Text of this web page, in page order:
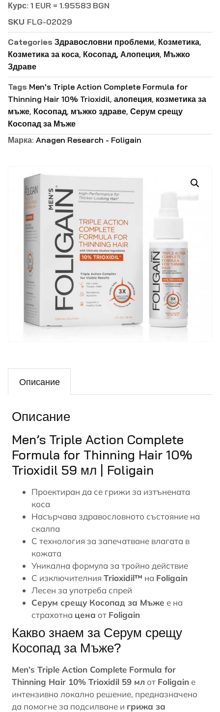
Описание
Описание
Men’s Triple Action Complete
Formula for Thinning Hair 10%
Trioxidil 59 мл | Foligain
Проектиран да се грижи за изтънената
коса
Насърчава здравословното състояние на
скалпа
С технология за запечатване влагата в
кожата
Уникална формула за тройно действие
С изключителния Trioxidil™ на Foligain
Лесен за употреба спрей
Серум срещу Косопад за Мъже е на
страхотна цена от Foligain
Какво знаем за Серум срещу
Косопад за Мъже?
Men’s Triple Action Complete Formula for
Thinning Hair 10% Trioxidil 59 мл от Foligain е
интензивно локално решение, предназначено
да помогне за подсилване и грижа за
Курс: 1 EUR = 1.95583 BGN
SKU FLG-02029
Categories Здравословни проблеми, Козметика,
Козметика за коса, Косопад, Алопеция, Мъжко
Здраве
Tags Men's Triple Action Complete Formula for
Thinning Hair 10% Trioxidil, алопеция, козметика за
мъже, Косопад, мъжко здраве, Серум срещу
Косопад за Мъже
Марка: Anagen Research - Foligain